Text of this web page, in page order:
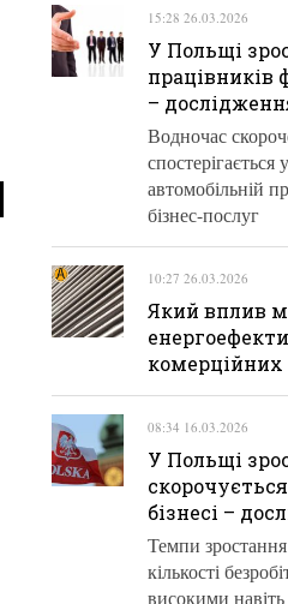
15:28 26.03.2026
У Польщі
працівників
–
Водночас
спостерігається
автомобільній
бізнес-послуг
10:27 26.03.2026
Який вплив
комерційних
08:34 16.03.2026
У Польщі
бізнесі –
Темпи зростання
кількості
високими